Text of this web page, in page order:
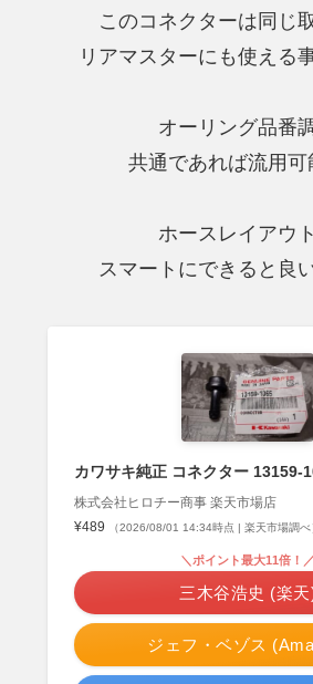
このコネクターは同じ
リアマスターにも使える
オーリング品番
共通であれば流用可
ホースレイアウ
スマートにできると良
カワサキ純正 コネクター 13159-
株式会社ヒロチー商事 楽天市場店
¥489
（2026/08/01 14:34時点 | 楽天市場調べ
ジェフ・ベゾス
＼ポイント最大11倍！／
三木谷浩史 (楽天